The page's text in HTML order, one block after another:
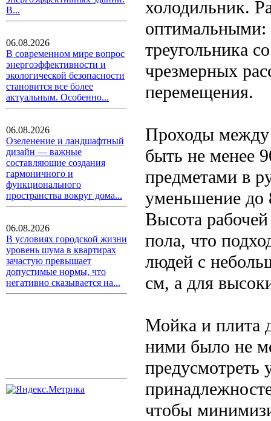
В...
06.08.2026
В современном мире вопрос
энергоэффективности и
экологической безопасности
становится все более
актуальным. Особенно...
06.08.2026
Озеленение и ландшафтный
дизайн — важные
составляющие создания
гармоничного и
функционального
пространства вокруг дома...
06.08.2026
В условиях городской жизни
уровень шума в квартирах
зачастую превышает
допустимые нормы, что
негативно сказывается на...
холодильник.
оптимальными:
треугольника
чрезмерных
перемещения.
Проходы
быть не менее
предметами в
уменьшение до
Высота
пола, что
людей с
см, а для
Мойка и плита
ними было не
чтобы